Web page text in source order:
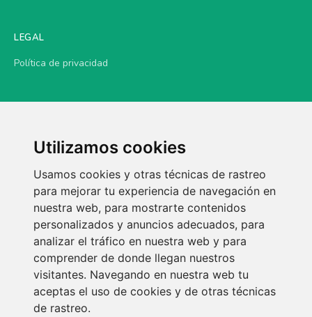
Utilizamos cookies
Usamos cookies y otras técnicas de rastreo
para mejorar tu experiencia de navegación en
nuestra web, para mostrarte contenidos
personalizados y anuncios adecuados, para
analizar el tráfico en nuestra web y para
comprender de donde llegan nuestros
visitantes. Navegando en nuestra web tu
aceptas el uso de cookies y de otras técnicas
de rastreo.
LEGAL
Política de privacidad